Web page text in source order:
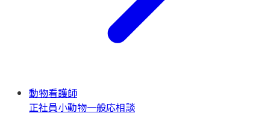
動物看護師
正社員小動物一般応相談